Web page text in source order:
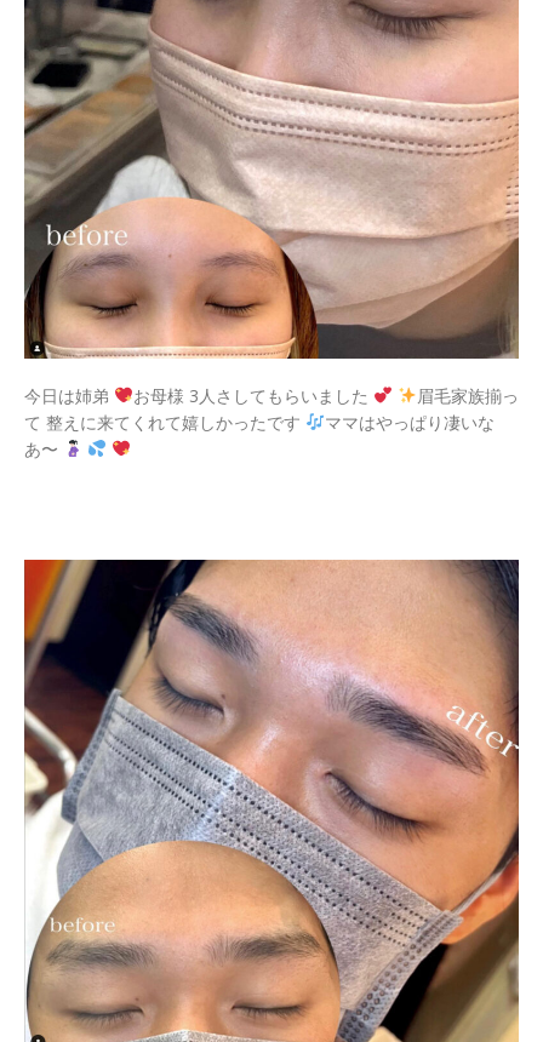
今日は姉弟 お母様 3人さしてもらいました
眉毛家族揃っ
て 整えに来てくれて嬉しかったです
ママはやっぱり凄いな
あ〜